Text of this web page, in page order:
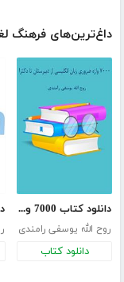
داغ‌ترین‌های فرهنگ
دانلود کتاب 7000 واژه ضروری زبان انگلیسی از دبیرستان تا دکترا
روح الله یوسفی رامندی
دانلود کتاب